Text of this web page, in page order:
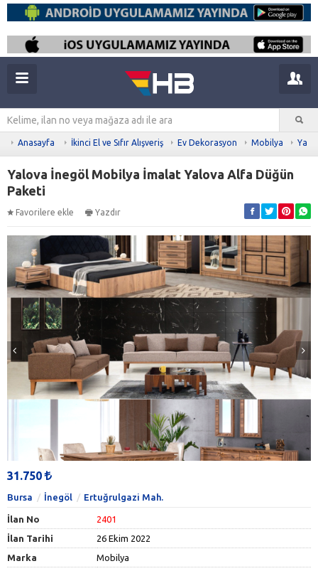
Anasayfa İkinci El ve Sıfır Alışveriş Ev Dekorasyon Mobilya
Yalova İnegöl Mobilya İmalat Yalova Alfa Düğün
Paketi
Favorilere ekle Yazdır
31.750
Bursa İnegöl Ertuğrulgazi Mah.
İlan No
2401
İlan Tarihi
26 Ekim 2022
Marka
Mobilya